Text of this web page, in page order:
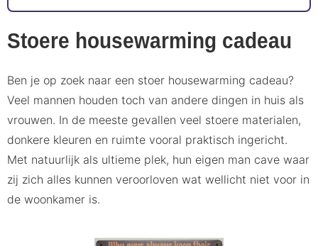
Stoere housewarming cadeau
Ben je op zoek naar een stoer housewarming cadeau?
Veel mannen houden toch van andere dingen in huis als
vrouwen. In de meeste gevallen veel stoere materialen,
donkere kleuren en ruimte vooral praktisch ingericht.
Met natuurlijk als ultieme plek, hun eigen man cave waar
zij zich alles kunnen veroorloven wat wellicht niet voor in
de woonkamer is.